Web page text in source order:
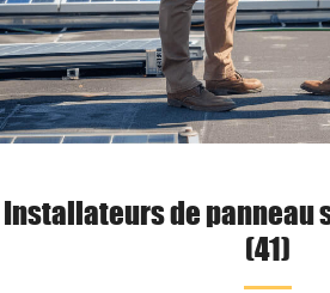
Installateurs de panneau
(41)